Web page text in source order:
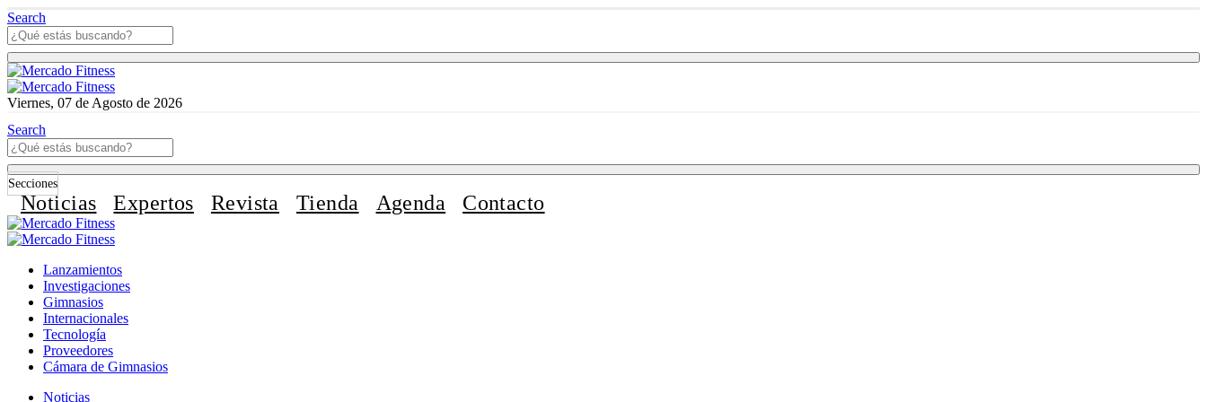
Search
Viernes, 07 de Agosto de 2026
Search
Secciones
Noticias Expertos Revista Tienda Agenda Contacto
Lanzamientos
Investigaciones
Gimnasios
Internacionales
Tecnología
Proveedores
Cámara de Gimnasios
Noticias